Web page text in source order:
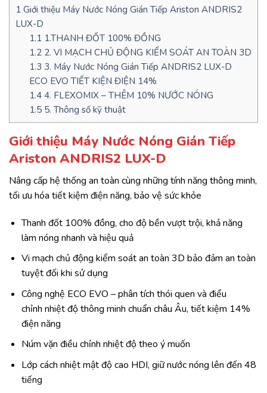
1 Giới thiệu Máy Nước Nóng Gián Tiếp Ariston ANDRIS2
LUX-D
1.11.THANH ĐỐT 100% ĐỒNG
1.22. VI MẠCH CHỦ ĐỘNG KIỂM SOÁT AN TOÀN 3D
1.3 3. Máy Nước Nóng Gián Tiếp ANDRIS2 LUX-D
ECO EVO TIẾT KIỆN ĐIỆN 14%
1.44. FLEXOMIX – THÊM 10% NƯỚC NÓNG
1.55. Thông số kỹ thuật
Giới thiệu Máy Nước Nóng Gián Tiếp
Ariston ANDRIS2 LUX-D
Nâng cấp hệ thống an toàn cùng những tính năng thông minh,
tối ưu hóa tiết kiệm điện năng, bảo vệ sức khỏe
Thanh đốt 100% đồng, cho độ bền vượt trội, khả năng
làm nóng nhanh và hiệu quả
Vi mạch chủ động kiểm soát an toàn 3D bảo đảm an toàn
tuyệt đối khi sử dụng
Công nghệ ECO EVO – phân tích thói quen và điểu
chỉnh nhiệt độ thông minh chuẩn châu Âu, tiết kiệm 14%
điện năng
Núm vặn điều chỉnh nhiệt độ theo ý muốn
Lớp cách nhiệt mật độ cao HDI, giữ nước nóng lên đến 48
tiếng